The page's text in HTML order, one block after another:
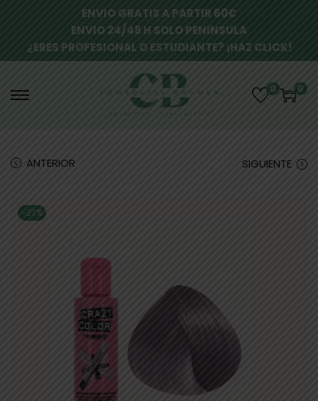
ENVIO GRATIS A PARTIR 60€
ENVIO 24/48 H SOLO PENINSULA
¿ERES PROFESIONAL O ESTUDIANTE? ¡HAZ CLICK!
0 0
ANTERIOR SIGUIENTE
-27%